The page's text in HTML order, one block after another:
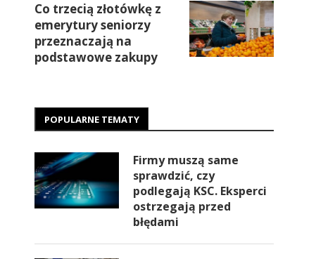
Co trzecią złotówkę z
emerytury seniorzy
przeznaczają na
podstawowe zakupy
POPULARNE TEMATY
Firmy muszą same
sprawdzić, czy
podlegają KSC. Eksperci
ostrzegają przed
błędami